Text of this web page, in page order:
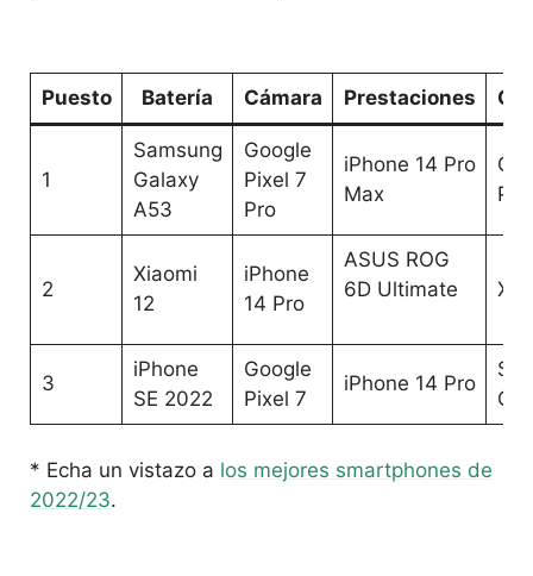
Puesto Batería Cámara Prestaciones
1
Samsung
Galaxy
A53
Google
Pixel 7
Pro
iPhone 14 Pro
Max
Pro
2
Xiaomi
12
iPhone
14 Pro
ASUS ROG
6D Ultimate
3
iPhone
SE 2022
Google
Pixel 7
iPhone 14 Pro
* Echa un vistazo a los mejores smartphones de
2022/23.